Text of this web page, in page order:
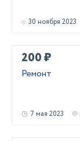
30 ноября 2023
200 ₽
Ремонт
7 мая 2023